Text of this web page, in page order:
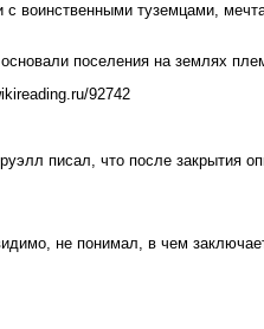
воинственными туземцами,
поселения на землях
92742
писал, что после
не понимал, в чем